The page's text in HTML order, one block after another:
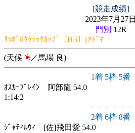
[競走成績]
2023年7月27日
門別 12R
ｻｯﾎﾟﾛｸﾗｼｯｸｶｯﾌﾟ〔H3〕(ｱﾄﾞﾏ
(天候 ／馬場 良)
1着 5枠 5番
ｵｽｶｰﾌﾞﾚｲﾝ 阿部龍 54.0
1:14:2
－－－－－－
2着 6枠 8番
ｼﾞｬﾃｨﾙｳｨ [佐]飛田愛 54.0